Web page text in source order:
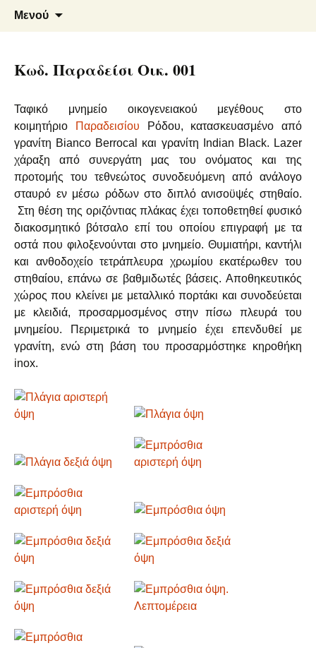
Μετάβαση
Φλεβάρης Α. – Αρμενάκης Ε.
Ο.Ε.
Μάρμαρα – Γρανίτες
Μενού
Κωδ. Παραδείσι Οικ. 001
Ταφικό μνημείο οικογενειακού μεγέθους στο
κοιμητήριο
Παραδεισίου Ρόδου, κατασκευασμένο από
γρανίτη Bianco Berrocal και γρανίτη Indian Black. Lazer
χάραξη από συνεργάτη μας του ονόματος και της
προτομής του τεθνεώτος συνοδευόμενη από ανάλογο
σταυρό εν μέσω ρόδων στο διπλό ανισοϋψές στηθαίο.
Στη θέση της οριζόντιας πλάκας έχει τοποθετηθεί φυσικό
διακοσμητικό βότσαλο επί του οποίου επιγραφή με τα
οστά που φιλοξενούνται στο μνημείο. Θυμιατήρι, καντήλι
και ανθοδοχείο τετράπλευρα χρωμίου εκατέρωθεν του
στηθαίου, επάνω σε βαθμιδωτές βάσεις. Αποθηκευτικός
χώρος που κλείνει με μεταλλικό πορτάκι και συνοδεύεται
με κλειδιά, προσαρμοσμένος στην πίσω πλευρά του
μνημείου. Περιμετρικά το μνημείο έχει επενδυθεί με
γρανίτη, ενώ στη βάση του προσαρμόστηκε κηροθήκη
inox.